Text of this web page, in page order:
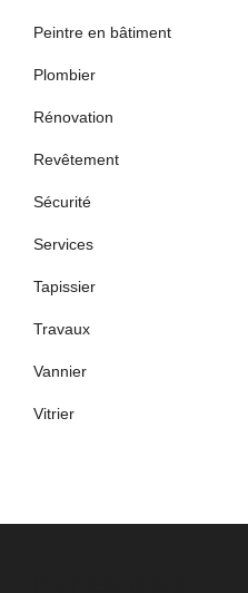
Peintre en bâtiment
Plombier
Rénovation
Revêtement
Sécurité
Services
Tapissier
Travaux
Vannier
Vitrier